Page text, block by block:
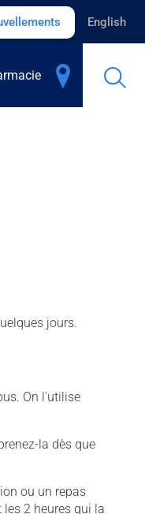
English
jours.
On l'utilise
la dès que
ou un repas
2 heures qui la